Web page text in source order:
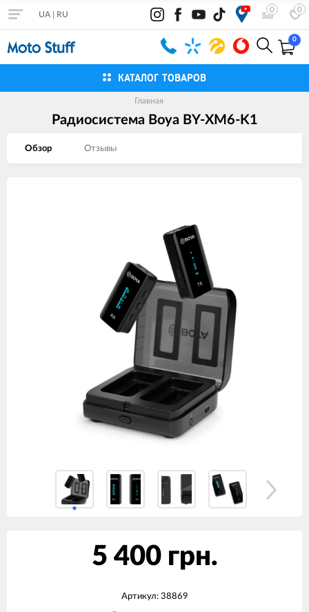
0 0
UA RU
0
КАТАЛОГ ТОВАРОВ
Главная
Радиосистема Boya BY-XM6-K1
Обзор Отзывы
5 400 грн.
Артикул: 38869